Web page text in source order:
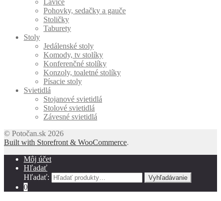
Pohovky, sedačky a gauče
Stoličky
Taburety
Stoly
Jedálenské stoly
Komody, tv stolíky
Konferenčné stolíky
Konzoly, toaletné stolíky
Písacie stoly
Svietidlá
Stojanové svietidlá
Stolové svietidlá
Závesné svietidlá
© Potočan.sk 2026
Built with Storefront & WooCommerce.
Môj účet
Hľadať
Hľadať:
Vyhľadávanie
0